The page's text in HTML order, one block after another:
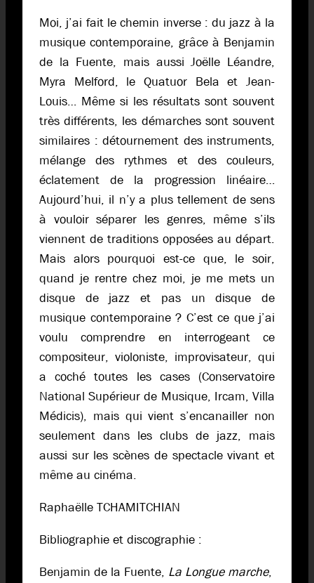
Moi, j’ai fait le chemin inverse : du jazz à la
musique contemporaine, grâce à Benjamin
de la Fuente, mais aussi Joëlle Léandre,
Myra Melford, le Quatuor Bela et Jean-
Louis… Même si les résultats sont souvent
très différents, les démarches sont souvent
similaires : détournement des instruments,
mélange des rythmes et des couleurs,
éclatement de la progression linéaire…
Aujourd’hui, il n’y a plus tellement de sens
à vouloir séparer les genres, même s’ils
viennent de traditions opposées au départ.
Mais alors pourquoi est-ce que, le soir,
quand je rentre chez moi, je me mets un
disque de jazz et pas un disque de
musique contemporaine ? C’est ce que j’ai
voulu comprendre en interrogeant ce
compositeur, violoniste, improvisateur, qui
a coché toutes les cases (Conservatoire
National Supérieur de Musique, Ircam, Villa
Médicis), mais qui vient s’encanailler non
seulement dans les clubs de jazz, mais
aussi sur les scènes de spectacle vivant et
même au cinéma.
Raphaëlle TCHAMITCHIAN
Bibliographie et discographie :
Benjamin de la Fuente, La Longue marche,